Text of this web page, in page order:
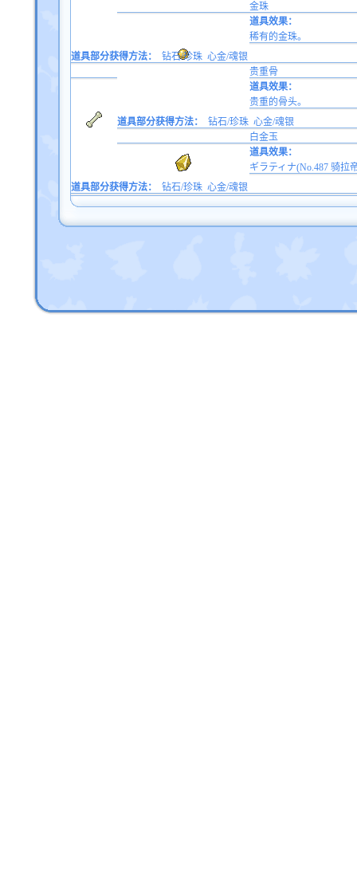
金珠
道具效果：
稀有的金珠。
道具部分获得方法：
钻石/珍珠 心金/魂银
贵重骨
道具效果：
贵重的骨头。
道具部分获得方法：
钻石/珍珠 心金/魂银
白金玉
道具效果：
ギラティナ(No.487 骑拉
道具部分获得方法：
钻石/珍珠 心金/魂银